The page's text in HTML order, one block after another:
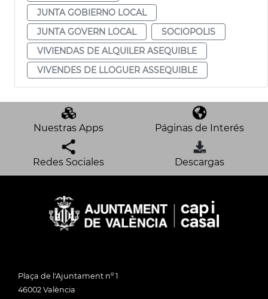
JUNTA GOBIERNO LOCAL
JUNTA GOVERN LOCAL
SOCIOPOLIS
VIVIENDAS DE ALQUILER ASEQUIBLE
VIVENDES DE LLOGUER ASSEQUIBLE
Nuestras Apps Páginas de Interés
Redes Sociales Descargas
Plaça de l'Ajuntament nº 1
46002 València